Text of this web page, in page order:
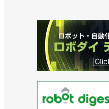
>>最先端を常にキャッ
段階へ／安川電機 小川
>>１t可搬のスカラロボ
組み付けに／安川電機